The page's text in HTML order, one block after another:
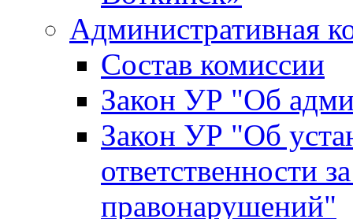
Административная
Состав комиссии
Закон УР "Об
Закон УР "Об
ответственности
правонарушений"